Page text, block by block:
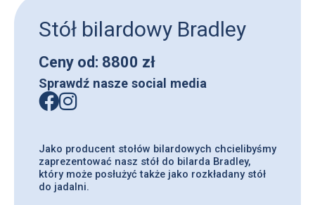
Stół bilardowy Bradley
Ceny od: 8800 zł
Sprawdź nasze social media
Jako producent stołów bilardowych chcielibyśmy
zaprezentować nasz stół do bilarda Bradley,
który może posłużyć także jako rozkładany stół
do jadalni.